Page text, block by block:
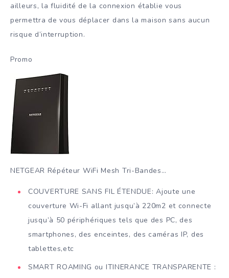
ailleurs, la fluidité de la connexion établie vous
permettra de vous déplacer dans la maison sans aucun
risque d’interruption.
Promo
NETGEAR Répéteur WiFi Mesh Tri-Bandes…
COUVERTURE SANS FIL ÉTENDUE: Ajoute une
couverture Wi-Fi allant jusqu’à 220m2 et connecte
jusqu’à 50 périphériques tels que des PC, des
smartphones, des enceintes, des caméras IP, des
tablettes,etc
SMART ROAMING ou ITINERANCE TRANSPARENTE :